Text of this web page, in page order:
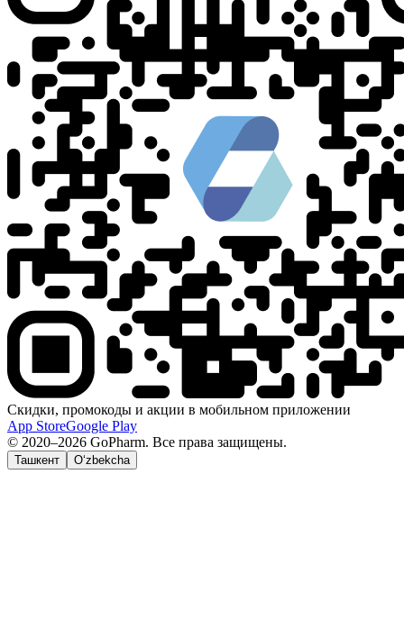
Скидки, промокоды и акции в мобильном приложении
App StoreGoogle Play
© 2020–2026 GoPharm. Все права защищены.
Ташкент O‘zbekcha